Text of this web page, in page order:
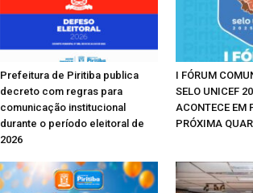
Prefeitura de Piritiba publica
decreto com regras para
comunicação institucional
durante o período eleitoral de
2026
I FÓRUM
SELO UNICEF
ACONTECE EM
PRÓXIMA